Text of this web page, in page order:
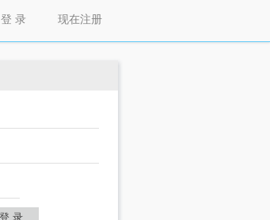
现在注册
登 录